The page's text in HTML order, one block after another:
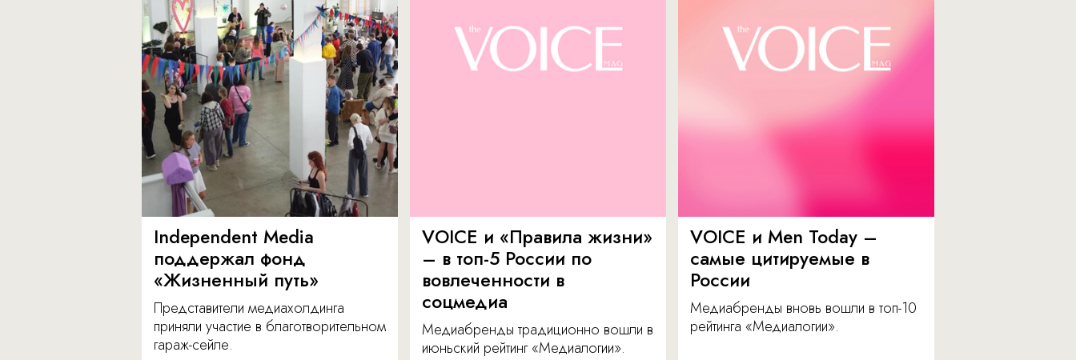
Independent Media
поддержал фонд
«Жизненный путь»
Представители медиахолдинга
приняли участие в благотворительном
гараж-сейле.
VOICE и «Правила жизни»
– в топ-5 России по
вовлеченности в
соцмедиа
Медиабренды традиционно вошли в
июньский рейтинг «Медиалогии».
VOICE и Men Today –
самые цитируемые в
России
Медиабренды вновь вошли в топ-10
рейтинга «Медиалогии».